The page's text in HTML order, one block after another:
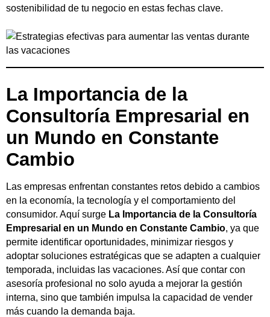
sostenibilidad de tu negocio en estas fechas clave.
La Importancia de la
Consultoría Empresarial en
un Mundo en Constante
Cambio
Las empresas enfrentan constantes retos debido a cambios
en la economía, la tecnología y el comportamiento del
consumidor. Aquí surge La Importancia de la Consultoría
Empresarial en un Mundo en Constante Cambio, ya que
permite identificar oportunidades, minimizar riesgos y
adoptar soluciones estratégicas que se adapten a cualquier
temporada, incluidas las vacaciones. Así que contar con
asesoría profesional no solo ayuda a mejorar la gestión
interna, sino que también impulsa la capacidad de vender
más cuando la demanda baja.